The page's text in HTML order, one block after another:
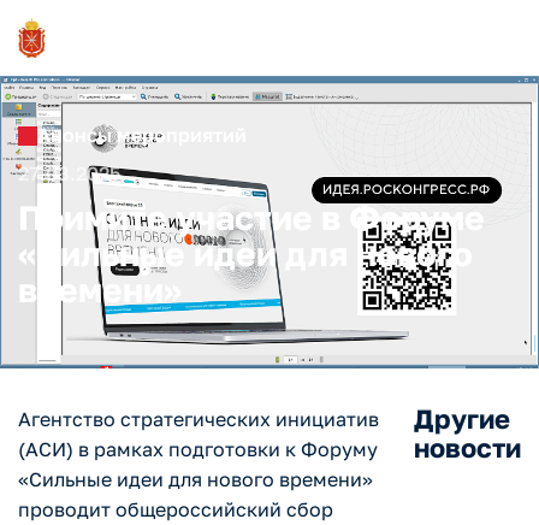
Анонсы мероприятий
27.03.2025
Примите участие в Форуме
«Сильные идеи для нового
времени»
Агентство стратегических инициатив
(АСИ) в рамках подготовки к Форуму
«Сильные идеи для нового времени»
проводит общероссийский сбор
Другие
новости